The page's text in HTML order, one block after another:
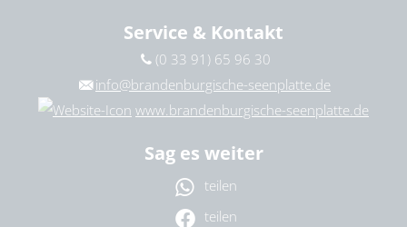
Service & Kontakt
(0 33 91) 65 96 30
info@brandenburgische-seenplatte.de
www.brandenburgische-seenplatte.de
Sag es weiter
teilen
teilen